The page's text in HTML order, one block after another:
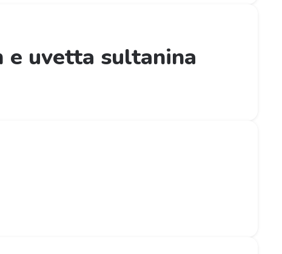
e uvetta sultanina